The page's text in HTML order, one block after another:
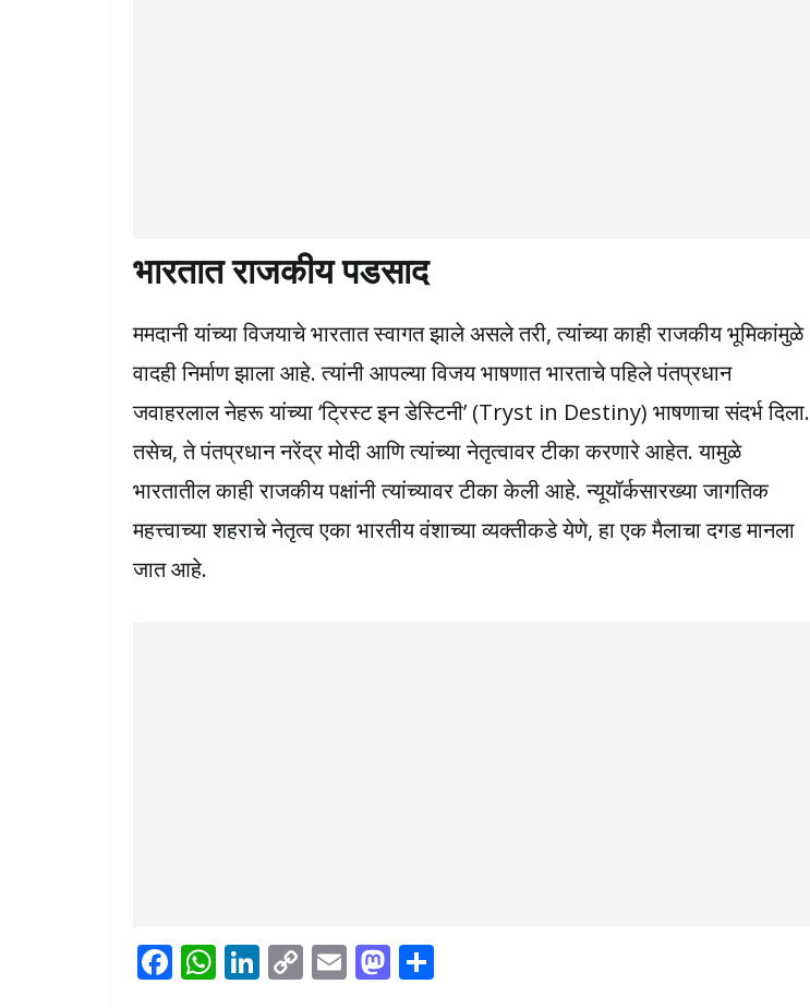
भारतात राजकीय पडसाद
ममदानी यांच्या विजयाचे भारतात स्वागत झाले असले तरी, त्यांच्या काही राजकीय भूमिकांमुळे
वादही निर्माण झाला आहे. त्यांनी आपल्या विजय भाषणात भारताचे पहिले पंतप्रधान
जवाहरलाल नेहरू यांच्या ‘ट्रिस्ट इन डेस्टिनी’ (Tryst in Destiny) भाषणाचा संदर्भ दिला.
तसेच, ते पंतप्रधान नरेंद्र मोदी आणि त्यांच्या नेतृत्वावर टीका करणारे आहेत. यामुळे
भारतातील काही राजकीय पक्षांनी त्यांच्यावर टीका केली आहे. न्यूयॉर्कसारख्या जागतिक
महत्त्वाच्या शहराचे नेतृत्व एका भारतीय वंशाच्या व्यक्तीकडे येणे, हा एक मैलाचा दगड मानला
जात आहे.
F W Li C E M